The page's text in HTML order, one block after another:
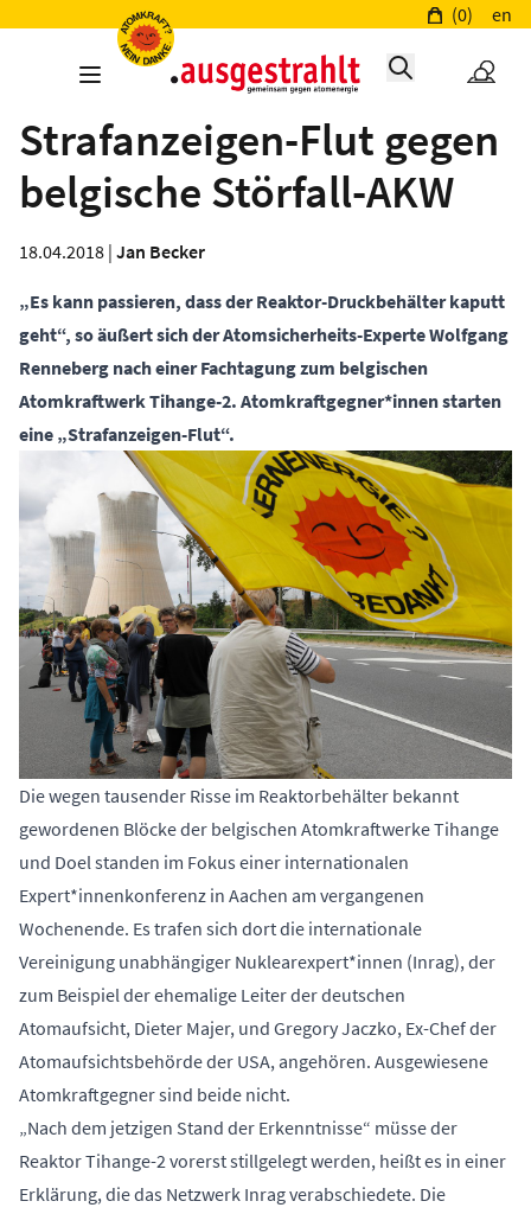
(0) en
Strafanzeigen-Flut gegen
belgische Störfall-AKW
18.04.2018 | Jan Becker
„Es kann passieren, dass der Reaktor-Druckbehälter kaputt
geht“, so äußert sich der Atomsicherheits-Experte Wolfgang
Renneberg nach einer Fachtagung zum belgischen
Atomkraftwerk Tihange-2. Atomkraftgegner*innen starten
eine „Strafanzeigen-Flut“.
Die wegen tausender Risse im Reaktorbehälter bekannt
gewordenen Blöcke der belgischen Atomkraftwerke Tihange
und Doel standen im Fokus einer internationalen
Expert*innenkonferenz in Aachen am vergangenen
Wochenende. Es trafen sich dort die internationale
Vereinigung unabhängiger Nuklearexpert*innen (Inrag), der
zum Beispiel der ehemalige Leiter der deutschen
Atomaufsicht, Dieter Majer, und Gregory Jaczko, Ex-Chef der
Atomaufsichtsbehörde der USA, angehören. Ausgewiesene
Atomkraftgegner sind beide nicht.
„Nach dem jetzigen Stand der Erkenntnisse“ müsse der
Reaktor Tihange-2 vorerst stillgelegt werden, heißt es in einer
Erklärung, die das Netzwerk Inrag verabschiedete. Die